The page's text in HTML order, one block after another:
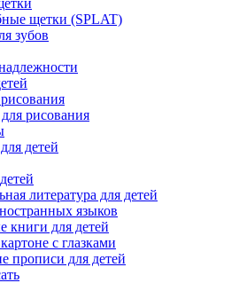
щетки (SPLAT)
зубов
рисования
детей
литература для детей
языков
книги для детей
с глазками
прописи для детей